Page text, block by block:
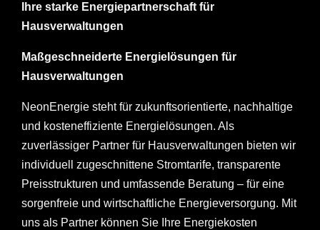
Ihre starke Energiepartnerschaft für
Hausverwaltungen
Maßgeschneiderte Energielösungen für
Hausverwaltungen
NeonEnergie steht für zukunftsorientierte, nachhaltige
und kosteneffiziente Energielösungen. Als
zuverlässiger Partner für Hausverwaltungen bieten wir
individuell zugeschnittene Stromtarife, transparente
Preisstrukturen und umfassende Beratung – für eine
sorgenfreie und wirtschaftliche Energieversorgung. Mit
uns als Partner können Sie Ihre Energiekosten